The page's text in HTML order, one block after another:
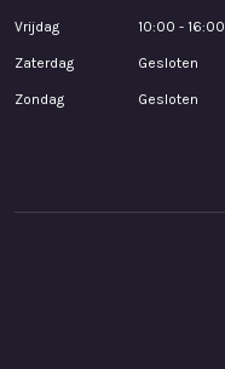
Vrijdag 10:00 - 16:00
Zaterdag Gesloten
Zondag Gesloten